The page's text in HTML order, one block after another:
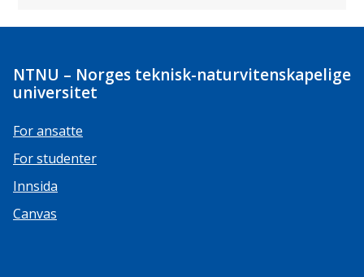
NTNU – Norges teknisk-naturvitenskapelige
universitet
For ansatte
For studenter
Innsida
Canvas